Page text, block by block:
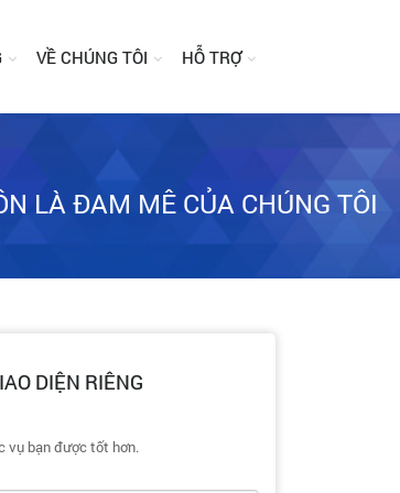
VỀ CHÚNG TÔI HỖ TRỢ
LÀ ĐAM MÊ CỦA CHÚNG TÔI
DIỆN RIÊNG
vụ bạn được tốt hơn.